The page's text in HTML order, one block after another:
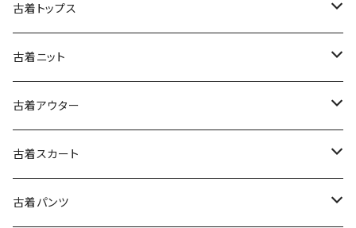
古着半袖ワンピース
古着ノースリーブワンピース
古着キャミソールワンピース
古着ベアトップワンピース
古着オールインワン
古着長袖シャツ・ブラウス
古着半袖シャツ・ブラウス
古着ノースリーブシャツ・ブラウス
古着トップス
古着スウェット&パーカー
古着スウェット
古着パーカー
古着プルオーバー
古着長袖プルオーバー
古着半袖プルオーバー
古着Ｔシャツ
古着長袖Ｔシャツ
古着ベスト
古着ニット
古着セーター
古着カーディガン
古着半袖ニット
古着アウター
古着ライトジャケット
古着ライトコート
古着スカート
古着ロング丈スカート (丈76cm-)
古着パンツ